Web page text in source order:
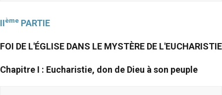
IIème PARTIE
FOI DE L'ÉGLISE DANS LE MYSTÈRE DE L'EUCHARISTIE
Chapitre I : Eucharistie, don de Dieu à son peuple